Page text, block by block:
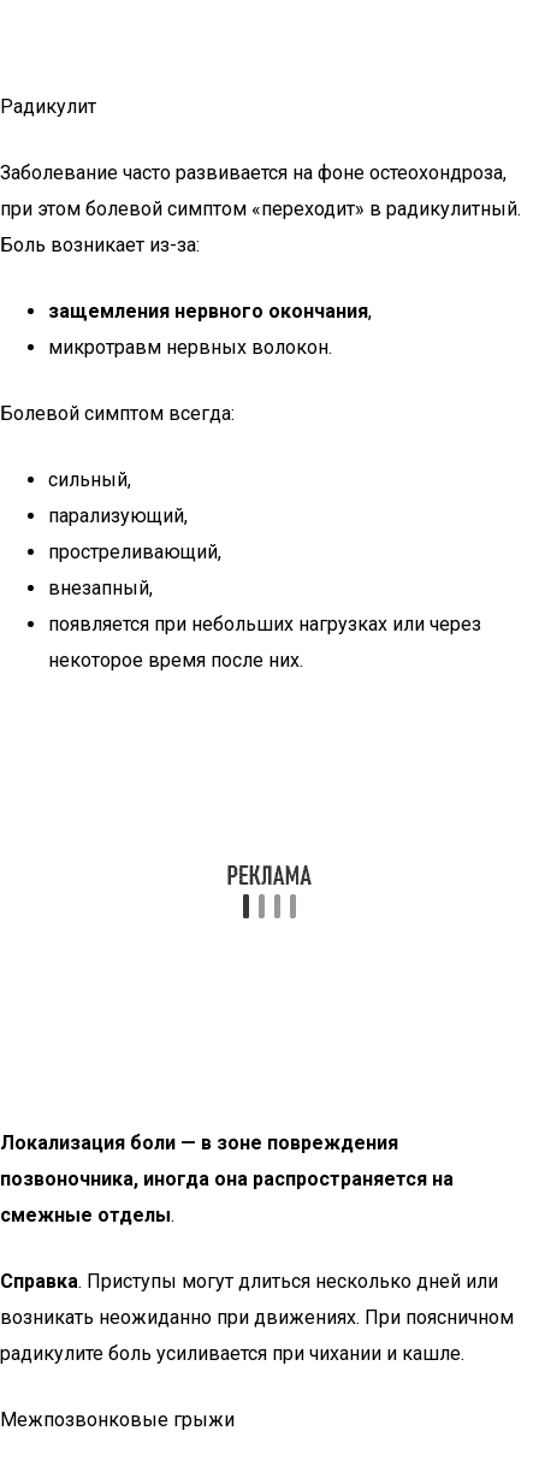
Радикулит
Заболевание часто развивается на фоне остеохондроза,
при этом болевой симптом «переходит» в радикулитный.
Боль возникает из-за:
защемления нервного окончания,
микротравм нервных волокон.
Болевой симптом всегда:
сильный,
парализующий,
простреливающий,
внезапный,
появляется при небольших нагрузках или через
некоторое время после них.
Локализация боли — в зоне повреждения
позвоночника, иногда она распространяется на
смежные отделы.
Справка. Приступы могут длиться несколько дней или
возникать неожиданно при движениях. При поясничном
радикулите боль усиливается при чихании и кашле.
Межпозвонковые грыжи